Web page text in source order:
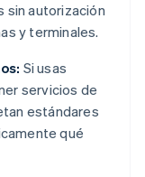
sin autorización
y terminales.
Si usas
servicios de
estándares
qué